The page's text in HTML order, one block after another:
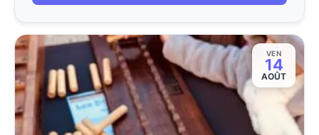
VEN
14
AOÛT